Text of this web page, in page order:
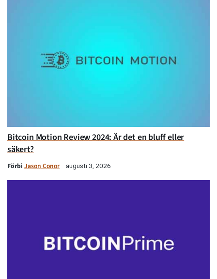
Bitcoin Motion Review 2024: Är det en bluff eller
säkert?
Förbi Jason Conor augusti 3, 2026